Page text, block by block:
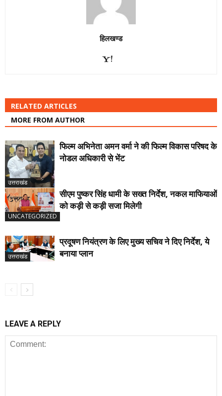
हिलखण्ड
RELATED ARTICLES
MORE FROM AUTHOR
उत्तराखंड
फिल्म अभिनेता अमन वर्मा ने की फिल्म विकास परिषद के
नोडल अधिकारी से भेंट
UNCATEGORIZED
सीएम पुष्कर सिंह धामी के सख्त निर्देश, नकल माफियाओं
को कड़ी से कड़ी सजा मिलेगी
उत्तराखंड
प्रदूषण नियंत्रण के लिए मुख्य सचिव ने दिए निर्देश, ये
बनाया प्लान
LEAVE A REPLY